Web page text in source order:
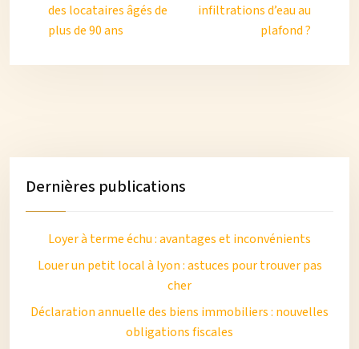
des locataires âgés de
plus de 90 ans
infiltrations d’eau au
plafond ?
Dernières publications
Loyer à terme échu : avantages et inconvénients
Louer un petit local à lyon : astuces pour trouver pas
cher
Déclaration annuelle des biens immobiliers : nouvelles
obligations fiscales